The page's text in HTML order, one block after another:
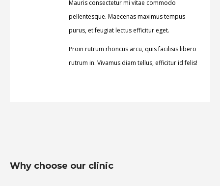
Mauris consectetur mi vitae commodo
pellentesque. Maecenas maximus tempus
purus, et feugiat lectus efficitur eget.
Proin rutrum rhoncus arcu, quis facilisis libero
rutrum in. Vivamus diam tellus, efficitur id felis!
Why choose our clinic